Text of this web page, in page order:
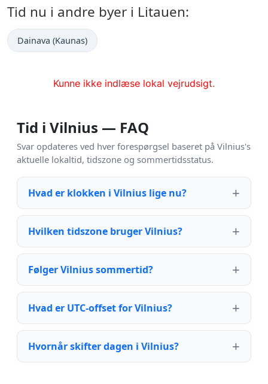
Tid nu i andre byer i Litauen:
Dainava (Kaunas)
Kunne ikke indlæse lokal vejrudsigt.
Tid i Vilnius — FAQ
Svar opdateres ved hver forespørgsel baseret på Vilnius's
aktuelle lokaltid, tidszone og sommertidsstatus.
Hvad er klokken i Vilnius lige nu?
Hvilken tidszone bruger Vilnius?
Følger Vilnius sommertid?
Hvad er UTC-offset for Vilnius?
Hvornår skifter dagen i Vilnius?